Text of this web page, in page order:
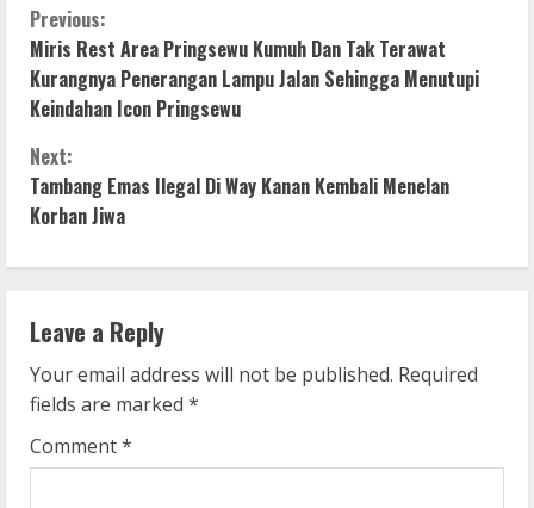
C
o
n
t
i
n
u
e
R
e
Previous:
Miris Rest Area Pringsewu Kumuh Dan Tak Terawat
Kurangnya Penerangan Lampu Jalan Sehingga Menutupi
Keindahan Icon Pringsewu
Next:
Tambang Emas Ilegal Di Way Kanan Kembali Menelan
Korban Jiwa
Leave a Reply
Your email address will not be published. Required
fields are marked *
Comment*